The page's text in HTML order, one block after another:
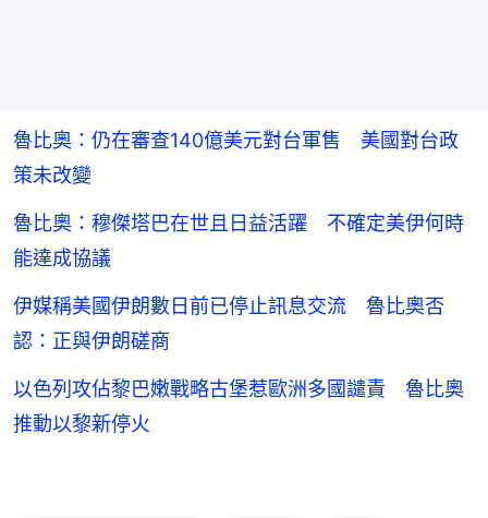
魯比奧：仍在審查140億美元對台軍售 美國對台政
策未改變
魯比奧：穆傑塔巴在世且日益活躍 不確定美伊何時
能達成協議
伊媒稱美國伊朗數日前已停止訊息交流 魯比奧否
認：正與伊朗磋商
以色列攻佔黎巴嫩戰略古堡惹歐洲多國譴責 魯比奧
推動以黎新停火